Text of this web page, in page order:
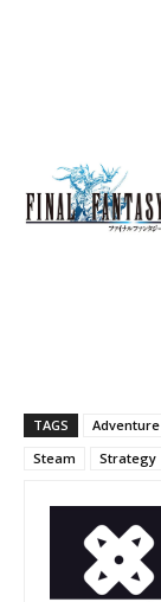
TAGS Adventure
Steam
Strategy